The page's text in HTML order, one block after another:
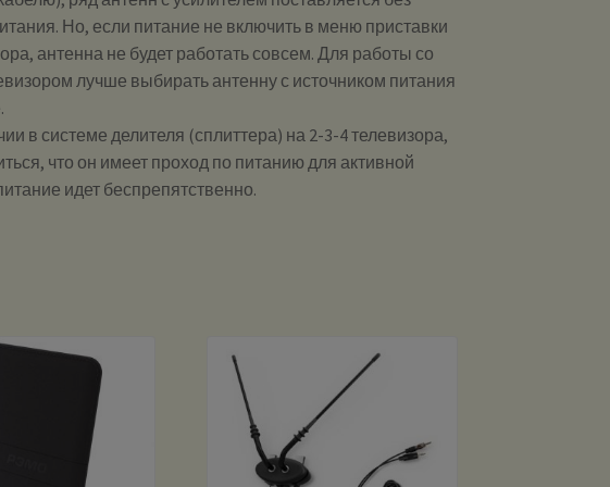
Но, если питание не включить в меню приставки
антенна не будет работать совсем. Для работы со
лучше выбирать антенну с источником питания
в системе делителя (сплиттера) на 2-3-4 телевизора,
что он имеет проход по питанию для активной
идет беспрепятственно.